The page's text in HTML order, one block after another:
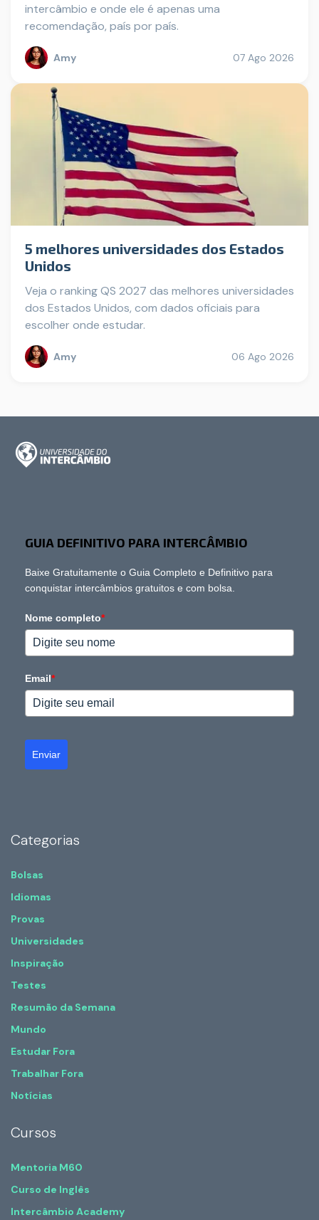
intercâmbio e onde ele é apenas uma
recomendação, país por país.
Amy 07 Ago 2026
5 melhores universidades dos Estados
Unidos
Veja o ranking QS 2027 das melhores universidades
dos Estados Unidos, com dados oficiais para
escolher onde estudar.
Amy 06 Ago 2026
GUIA DEFINITIVO PARA INTERCÂMBIO
Baixe Gratuitamente o Guia Completo e Definitivo para
conquistar intercâmbios gratuitos e com bolsa.
Nome completo*
Email*
Enviar
Categorias
Bolsas
Idiomas
Provas
Universidades
Inspiração
Testes
Resumão da Semana
Mundo
Estudar Fora
Trabalhar Fora
Notícias
Cursos
Mentoria M60
Curso de Inglês
Intercâmbio Academy